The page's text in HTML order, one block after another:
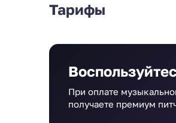
Тарифы
При оплате
получаете премиум